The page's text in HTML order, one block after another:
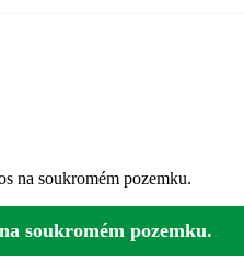
na soukromém pozemku.
soukromém pozemku.